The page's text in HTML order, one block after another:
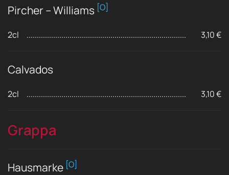
Pircher – Williams [O]
2cl 3,10 €
Calvados
2cl 3,10 €
Grappa
Hausmarke [O]